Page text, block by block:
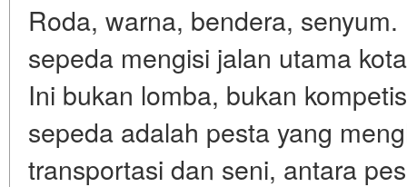
Roda, warna, bendera,
sepeda mengisi jalan utama
Ini bukan lomba, bukan
sepeda adalah pesta yang
transportasi dan seni, antara